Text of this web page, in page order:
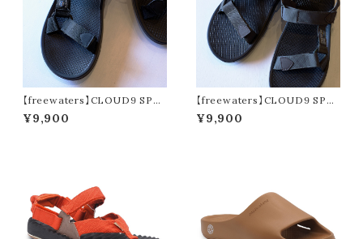
【freewaters】CLOUD9 SPO
RT MNS (black)
¥9,900
【freewaters】CLOUD9 SPO
RT MNS (olive)
¥9,900